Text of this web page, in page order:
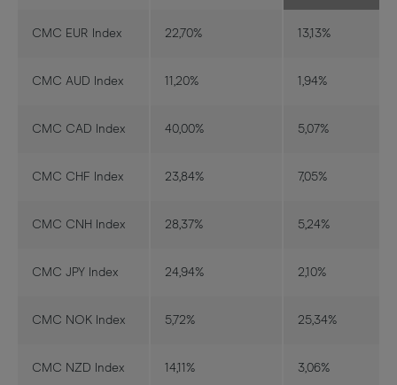
CMC EUR Index 22,70% 13,13%
CMC AUD Index 11,20% 1,94%
CMC CAD Index 40,00% 5,07%
CMC CHF Index 23,84% 7,05%
CMC CNH Index 28,37% 5,24%
CMC JPY Index 24,94% 2,10%
CMC NOK Index 5,72% 25,34%
CMC NZD Index 14,11% 3,06%